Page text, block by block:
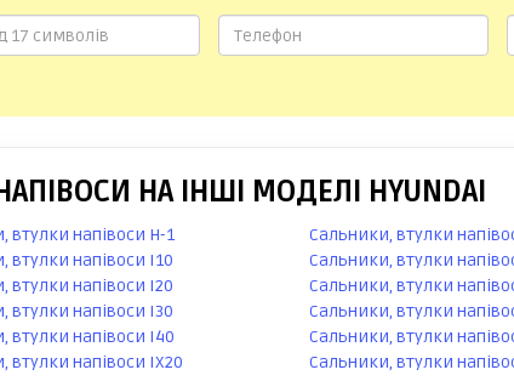
НА ІНШІ МОДЕЛІ HYUNDAI
втулки напівоси H-1
втулки напівоси I10
втулки напівоси I20
втулки напівоси I30
втулки напівоси I40
втулки напівоси IX20
Сальники, втулки
Сальники, втулки
Сальники, втулки
Сальники, втулки
Сальники, втулки
Сальники, втулки